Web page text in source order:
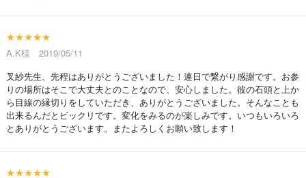
★★★★★
A.K様 2019/05/11
叉紗先生、先程はありがとうございました！連日で繋がり感謝です。お参
りの場所はそこで大丈夫とのことなので、安心しました。彼の石頭と上か
ら目線の縁切りをしていただき、ありがとうございました。そんなことも
出来るんだとビックリです。変化をみるのが楽しみです。いつもいろいろ
とありがとうございます。またよろしくお願い致します！
★★★★★